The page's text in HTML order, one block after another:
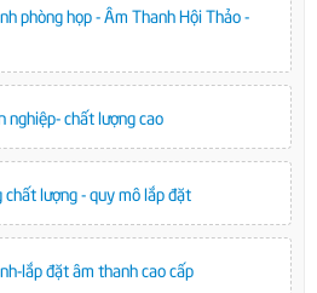
phòng họp - Âm Thanh Hội Thảo -
nghiệp- chất lượng cao
lượng - quy mô lắp đặt
lắp đặt âm thanh cao cấp